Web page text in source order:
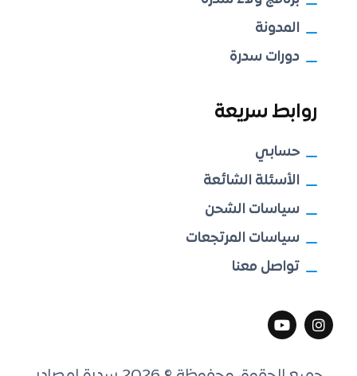
المدونة
دورات سدرة
روابط سريعة
حسابي
الأسئلة الشائعة
سياسات الشحن
سياسات المرتجعات
تواصل معنا